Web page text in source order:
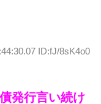
ID:fJ/8sK4o0
発行言い続け